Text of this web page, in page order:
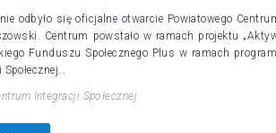
odbyło się oficjalne otwarcie Powiatowego
Centrum powstało w ramach projektu
Funduszu Społecznego Plus w ramach
Integracji Społecznej